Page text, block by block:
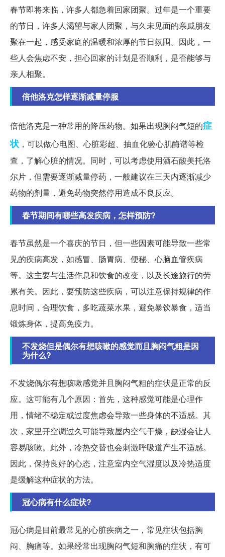
春节即将来临，许多人都急着回家团聚。过年是一个重要
的节日，许多人渴望与家人团聚，与久未见面的亲戚朋友
聚在一起，感受家庭的温暖和浓厚的节日氛围。因此，一
些人会焦虑不安，担心回家的计划是否顺利，是否能够与
亲人相聚。
倍他洛克怎样逐渐减量停服
倍他洛克是一种常用的降压药物。如果出现胸闷气短的症
状 ，可以做心电图、心脏彩超、抽血化验心肌酶谱等检
查，了解心脏的情况。同时，可以考虑使用酒石酸美托洛
尔片，但需要逐渐减量停药，一般建议在三天内逐渐减少
药物的剂量，避免药物突然停用造成不良反应。
春节期间有哪些高发疾病，怎样预防?
春节虽然是一个喜庆的节日，但一些因素可能导致一些常
见的疾病高发，如感冒、肠胃病、便秘、心脑血管疾病
等。这主要与生活作息和饮食的改变，以及长途旅行的劳
累有关。因此，要预防这些疾病，可以注意保持规律的作
息时间，合理饮食，多吃蔬菜水果，避免暴饮暴食，适当
锻炼身体，提高免疫力。
不发烧但是偶尔有想咳嗽的感觉而且胸闷气粗是因
为什么?
不发烧偶尔有想咳嗽感觉并且胸闷气粗的症状是正常的反
应。这可能有几个原因：首先，这种感觉可能是心理作
用，情绪不稳定或过度焦虑会导致一些身体的不适感。其
次，家里开空调过久可能导致屋内空气干燥，缺湿会让人
容易咳嗽。此外，冷热交替也会刺激呼吸道产生不适感。
因此，保持良好的心态，注意室内空气湿度以及冷热适度
是缓解这种症状的方法。
冠心病有什么症状?
冠心病是目前最常见的心脏疾病之一，常见症状包括胸
闷、胸痛等。如果经常出现胸闷气短和胸痛的症状，有可